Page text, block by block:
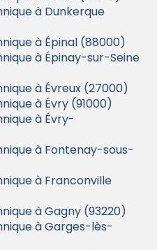
à Dunkerque
à Épinal (88000)
à Épinay-sur-Seine
à Évreux (27000)
à Évry (91000)
à Évry-
à Fontenay-sous-
à Franconville
à Gagny (93220)
à Garges-lès-